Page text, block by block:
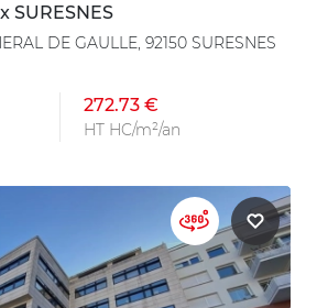
SURESNES
DE GAULLE, 92150 SURESNES
272.73 €
HT HC/m²/an